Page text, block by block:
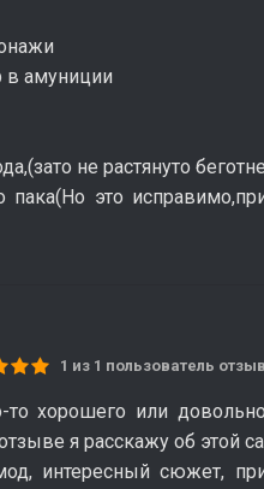
в амуниции
не растянуто
пака(Но это
1 из 1 пользователь
то хорошего или
я расскажу об этой
интересный сюжет,